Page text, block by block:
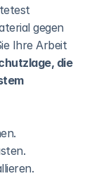
gegen
Ihre Arbeit
die